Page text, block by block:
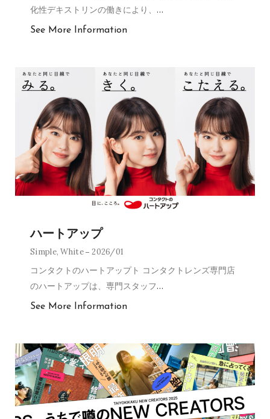
化性デキストリンの働きにより、 …
See More Information
ハートアップ
Simple,White 2026/01
コンタクトのハートアップト コンタクトレンズ専門店
のハートアップは、専門スタッフ…
See More Information